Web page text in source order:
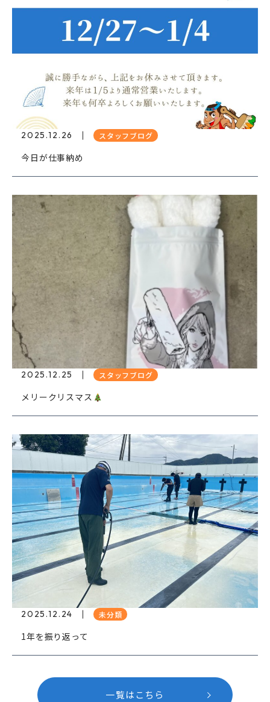
2025.12.26 スタッフブログ
今日が仕事納め
2025.12.25 スタッフブログ
メリークリスマス
2025.12.24 未分類
1年を振り返って
一覧はこちら